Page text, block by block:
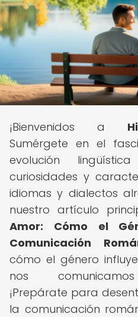
¡Bienvenidos a
Sumérgete en el
evolución
curiosidades y
idiomas y dialectos
nuestro artículo
Amor: Cómo el
Comunicación
cómo el género
nos
¡Prepárate para
la comunicación